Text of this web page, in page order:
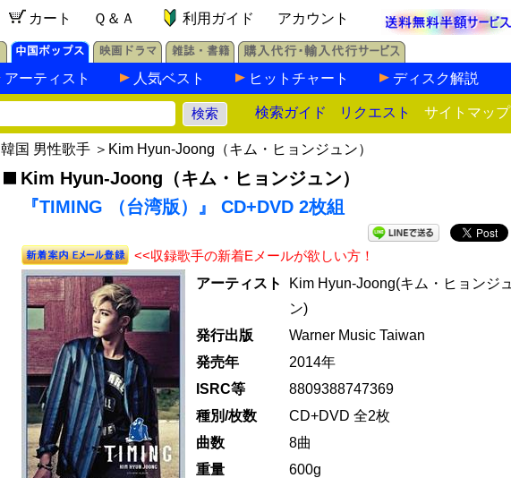
カート Ｑ＆Ａ 利用ガイド アカウント
アーティスト 人気ベスト ヒットチャート ディスク解説
検索ガイド リクエスト サイトマップ
韓国 男性歌手 ＞ Kim Hyun-Joong（キム・ヒョンジュン）
Kim Hyun-Joong（キム・ヒョンジュン）
『TIMING （台湾版）』 CD+DVD 2枚組
<<収録歌手の新着Eメールが欲しい方！
アーティスト
Kim Hyun-Joong(キム・ヒョンジュ
ン)
発行出版
Warner Music Taiwan
発売年
2014年
ISRC等
8809388747369
種別/枚数
CD+DVD 全2枚
曲数
8曲
重量
600g